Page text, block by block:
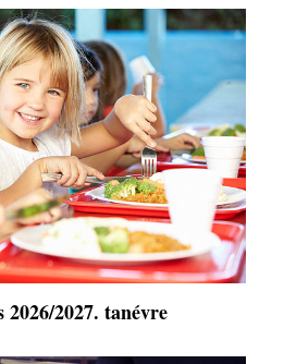
2026/2027. tanévre